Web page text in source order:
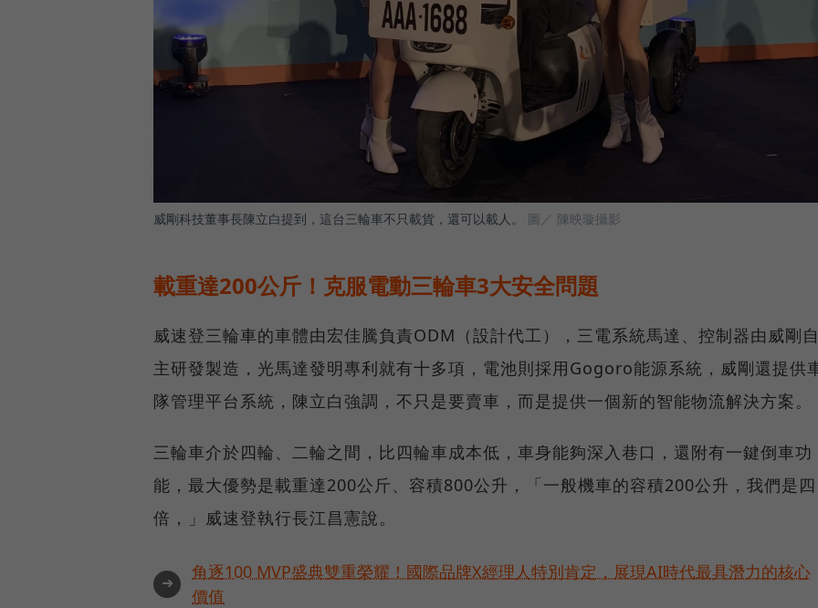
威剛科技董事長陳立白提到，這台三輪車不只載貨，還可以載人。 圖／ 陳映璇攝影
載重達200公斤！克服電動三輪車3大安全問題
威速登三輪車的車體由宏佳騰負責ODM（設計代工），三電系統馬達、控制器由威剛
主研發製造，光馬達發明專利就有十多項，電池則採用Gogoro能源系統，威剛還提供
隊管理平台系統，陳立白強調，不只是要賣車，而是提供一個新的智能物流解決方案。
三輪車介於四輪、二輪之間，比四輪車成本低，車身能夠深入巷口，還附有一鍵倒車功
能，最大優勢是載重達200公斤、容積800公升，「一般機車的容積200公升，我們是四
倍，」威速登執行長江昌憲說。
➜
角逐100 MVP盛典雙重榮耀！國際品牌X經理人特別肯定，展現AI時代最具潛力的核心
價值